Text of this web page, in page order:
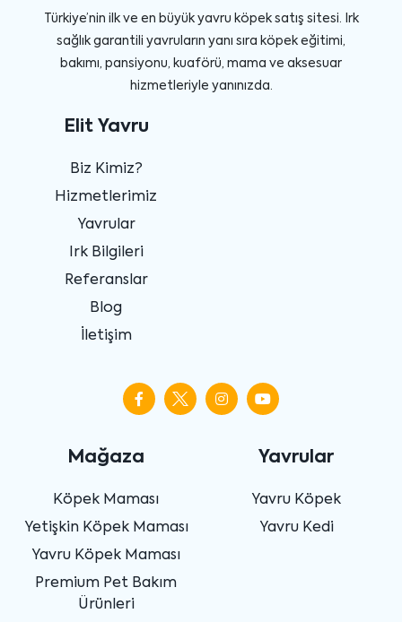
Türkiye’nin ilk ve en büyük yavru köpek satış sitesi. Irk
sağlık garantili yavruların yanı sıra köpek eğitimi,
bakımı, pansiyonu, kuaförü, mama ve aksesuar
hizmetleriyle yanınızda.
Elit Yavru
Biz Kimiz?
Hizmetlerimiz
Yavrular
Irk Bilgileri
Referanslar
Blog
İletişim
Mağaza
Köpek Maması
Yetişkin Köpek Maması
Yavru Köpek Maması
Premium Pet Bakım
Ürünleri
Yavrular
Yavru Köpek
Yavru Kedi